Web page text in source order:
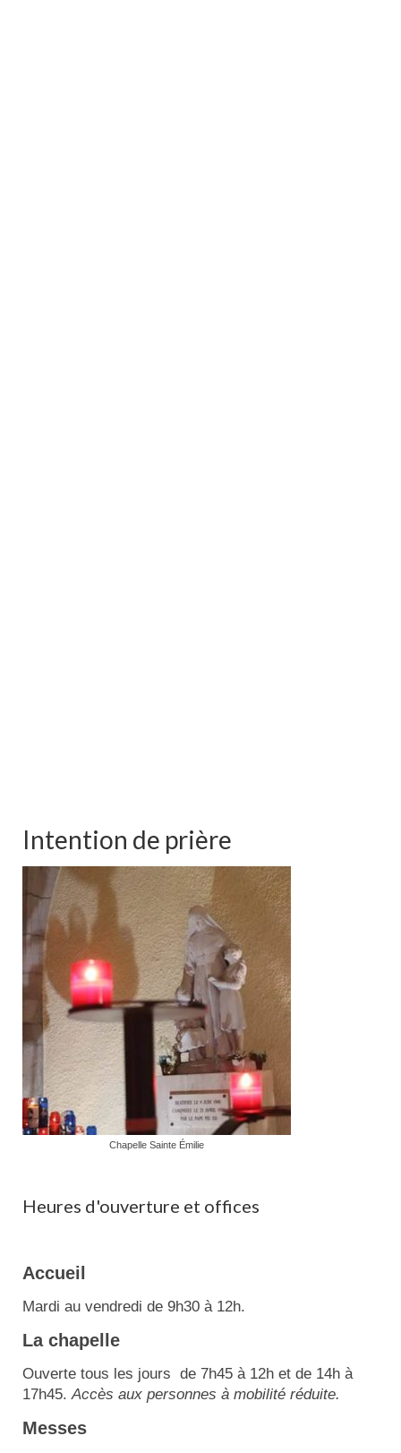
Intention de prière
Chapelle Sainte Émilie
Heures d'ouverture et offices
Accueil
Mardi au vendredi de 9h30 à 12h.
La chapelle
Ouverte tous les jours de 7h45 à 12h et de 14h à
17h45.Accès aux personnes à mobilité réduite.
Messes